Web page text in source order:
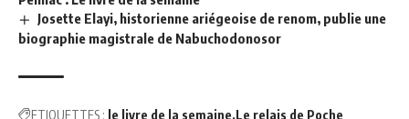
Josette Elayi, historienne ariégeoise de renom, publie une
biographie magistrale de Nabuchodonosor
ETIQUETTES : le livre de la semaine Le relais de Poche